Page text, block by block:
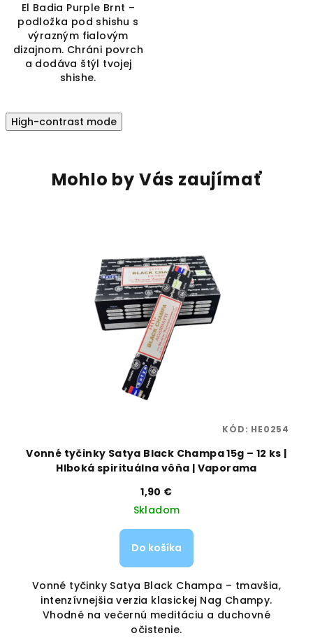
El Badia Purple Brnt –
podložka pod shishu s
výrazným fialovým
dizajnom. Chráni povrch
a dodáva štýl tvojej
shishe.
High-contrast mode
Mohlo by Vás zaujímať
Vonné tyčinky Satya Black Champa 15g – 12 ks |
Hlboká spirituálna vôňa | Vaporama
1,90 €
Skladom
Do košíka
Vonné tyčinky Satya Black Champa – tmavšia,
intenzívnejšia verzia klasickej Nag Champy.
Vhodné na večernú meditáciu a duchovné
očistenie.
KÓD: HE0254